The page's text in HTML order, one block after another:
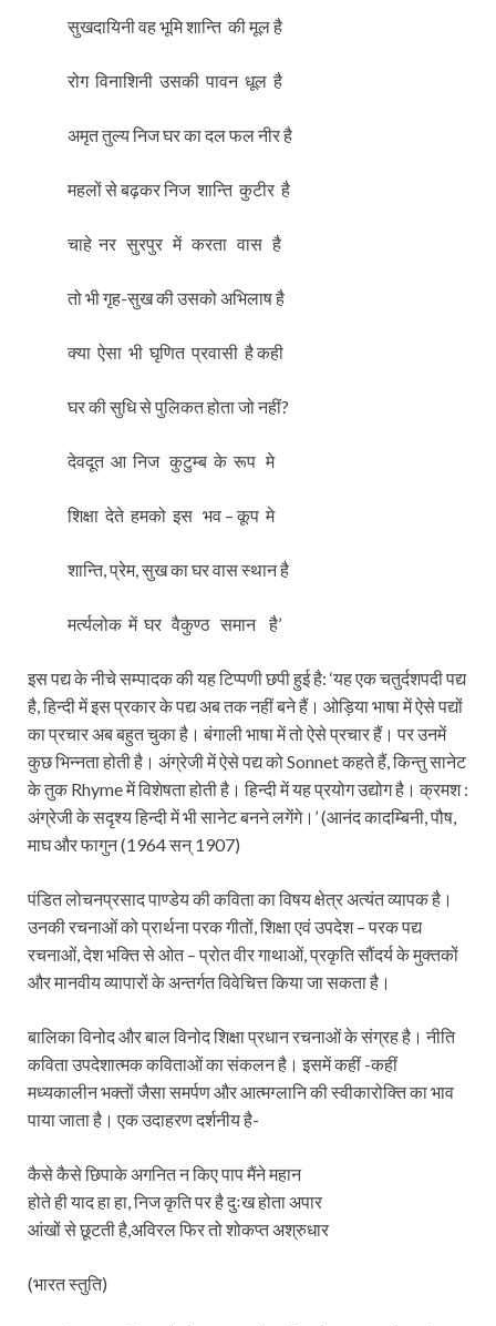
सुखदायिनी वह भूमि शान्ति की मूल है
रोग विनाशिनी उसकी पावन धूल है
अमृत तुल्य निज घर का दल फल नीर है
महलों से बढ़कर निज शान्ति कुटीर है
चाहे नर सुरपुर में करता वास है
तो भी गृह-सुख की उसको अभिलाष है
क्या ऐसा भी घृणित प्रवासी है कही
घर की सुधि से पुलिकत होता जो नहीं?
देवदूत आ निज कुटुम्ब के रूप मे
शिक्षा देते हमको इस भव – कूप मे
शान्ति, प्रेम, सुख का घर वास स्थान है
मर्त्यलोक में घर वैकुण्ठ समान है’
इस पद्य के नीचे सम्पादक की यह टिप्पणी छपी हुई है: ‘यह एक चतुर्दशपदी पद्य
है, हिन्दी में इस प्रकार के पद्य अब तक नहीं बने हैं। ओड़िया भाषा में ऐसे पद्यों
का प्रचार अब बहुत चुका है। बंगाली भाषा में तो ऐसे प्रचार हैं। पर उनमें
कुछ भिन्नता होती है। अंग्रेजी में ऐसे पद्य को Sonnet कहते हैं, किन्तु सानेट
के तुक Rhyme में विशेषता होती है। हिन्दी में यह प्रयोग उद्योग है। क्रमश :
अंग्रेजी के सदृश्य हिन्दी में भी सानेट बनने लगेंगे।’ (आनंद कादम्बिनी, पौष,
माघ और फागुन (1964 सन् 1907)
पंडित लोचनप्रसाद पाण्डेय की कविता का विषय क्षेत्र अत्यंत व्यापक है।
उनकी रचनाओं को प्रार्थना परक गीतों, शिक्षा एवं उपदेश – परक पद्य
रचनाओं, देश भक्ति से ओत – प्रोत वीर गाथाओं, प्रकृति सौंदर्य के मुक्तकों
और मानवीय व्यापारों के अन्तर्गत विवेचित्त किया जा सकता है।
बालिका विनोद और बाल विनोद शिक्षा प्रधान रचनाओं के संग्रह है। नीति
कविता उपदेशात्मक कविताओं का संकलन है। इसमें कहीं -कहीं
मध्यकालीन भक्तों जैसा समर्पण और आत्मग्लानि की स्वीकारोक्ति का भाव
पाया जाता है। एक उदाहरण दर्शनीय है-
कैसे कैसे छिपाके अगनित न किए पाप मैंने महान
होते ही याद हा हा, निज कृति पर है दुःख होता अपार
आंखों से छूटती है,अविरल फिर तो शोकप्त अश्रुधार
(भारत स्तुति)